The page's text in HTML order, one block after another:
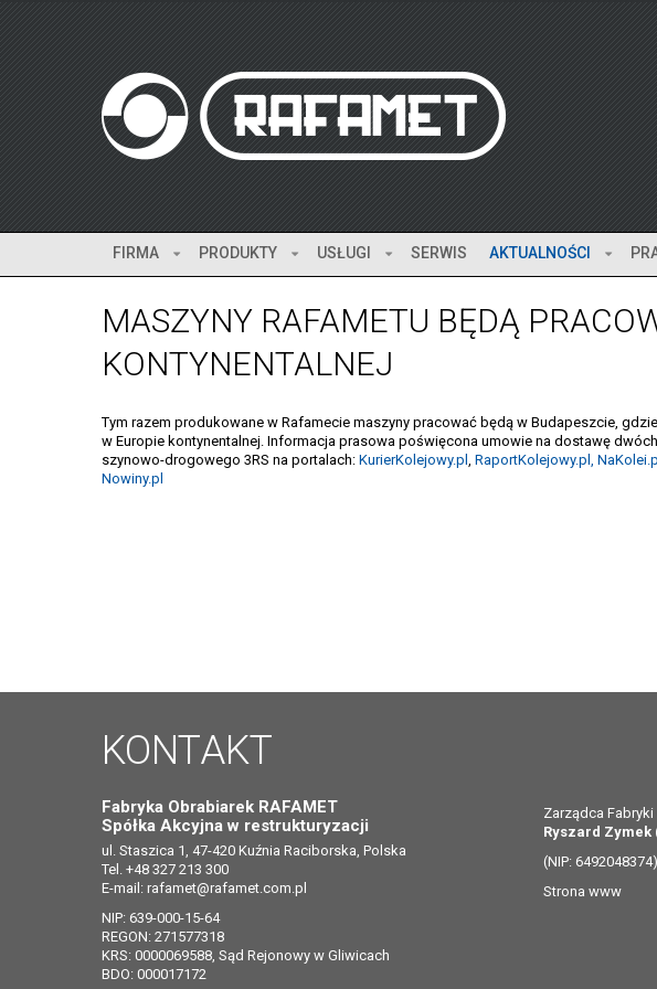
FIRMA PRODUKTY USŁUGI SERWIS AKTUALNOŚCI
MASZYNY RAFAMETU BĘDĄ
KONTYNENTALNEJ
Tym razem produkowane w Rafamecie maszyny pracować będą w Budapeszcie,
w Europie kontynentalnej. Informacja prasowa poświęcona umowie na dostawę
szynowo-drogowego 3RS na portalach: KurierKolejowy.pl , RaportKolejowy.pl, NaKolei.pl
Nowiny.pl
KONTAKT
Fabryka Obrabiarek RAFAMET
Spółka Akcyjna w restrukturyzacji
ul. Staszica 1, 47-420 Kuźnia Raciborska, Polska
Tel. +48 327 213 300
E-mail: rafamet@rafamet.com.pl
NIP: 639-000-15-64
REGON: 271577318
KRS: 0000069588, Sąd Rejonowy w Gliwicach
BDO: 000017172
Zarządca
Ryszard
(NIP:
Strona www